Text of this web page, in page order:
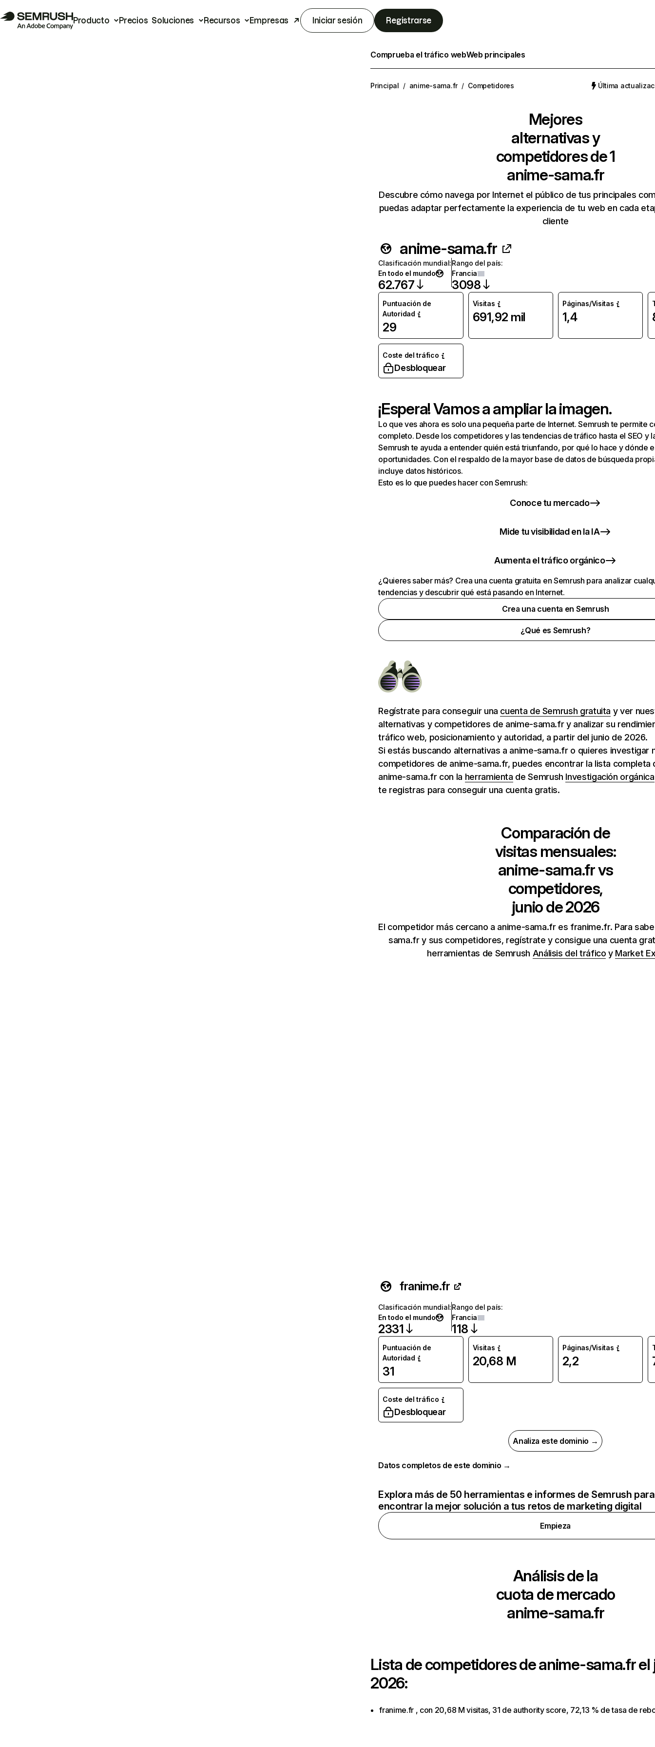
Producto Precios Soluciones Recursos Empresas Iniciar sesión Registrarse
Comprueba el tráfico webWeb principales
Principal / anime-sama.fr / Competidores Última
Mejores
alternativas y
competidores de 1
anime-sama.fr
Descubre cómo navega por Internet el público de tus principales
puedas adaptar perfectamente la experiencia de tu web en cada
cliente
anime-sama.fr
Clasificación mundial:
En todo el mundo
62.767
Rango del país:
Francia
3098
Puntuación de
Autoridad
29
Visitas
691,92 mil
Páginas/Visitas
1,4
Coste del tráfico
Desbloquear
¡Espera! Vamos a ampliar la imagen.
Lo que ves ahora es solo una pequeña parte de Internet. Semrush te permite
completo. Desde los competidores y las tendencias de tráfico hasta el SEO y
Semrush te ayuda a entender quién está triunfando, por qué lo hace y dónde
oportunidades. Con el respaldo de la mayor base de datos de búsqueda
incluye datos históricos.
Esto es lo que puedes hacer con Semrush:
Conoce tu mercado
Mide tu visibilidad en la IA
Aumenta el tráfico orgánico
¿Quieres saber más? Crea una cuenta gratuita en Semrush para analizar
tendencias y descubrir qué está pasando en Internet.
Crea una cuenta en Semrush
¿Qué es Semrush?
Regístrate para conseguir una cuenta de Semrush gratuita y ver
alternativas y competidores de anime-sama.fr y analizar su
tráfico web, posicionamiento y autoridad, a partir del junio de 2026.
Si estás buscando alternativas a anime-sama.fr o quieres investigar
competidores de anime-sama.fr, puedes encontrar la lista completa
anime-sama.fr con la herramienta de Semrush Investigación orgánica
te registras para conseguir una cuenta gratis.
Comparación de
visitas mensuales:
anime-sama.frvs
competidores,
junio de 2026
El competidor más cercano a anime-sama.fr es franime.fr. Para
sama.fr y sus competidores, regístrate y consigue una cuenta
herramientas de Semrush Análisis del tráfico y Market
franime.fr
Clasificación mundial:
En todo el mundo
2331
Rango del país:
Francia
118
Puntuación de
Autoridad
31
Visitas
20,68 M
Páginas/Visitas
2,2
Coste del tráfico
Desbloquear
Analiza este dominio →
Datos completos de este dominio →
Explora más de 50 herramientas e informes de Semrush para
encontrar la mejor solución a tus retos de marketing digital
Empieza
Análisis de la
cuota de mercado
anime-sama.fr
Lista de competidores deanime-sama.frel
2026:
franime.fr , con 20,68 M visitas, 31 de authority score, 72,13 % de tasa de